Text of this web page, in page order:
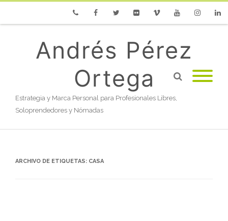
Andrés Pérez
Ortega
Estrategia y Marca Personal para Profesionales Libres,
Soloprendedores y Nómadas
ARCHIVO DE ETIQUETAS: CASA